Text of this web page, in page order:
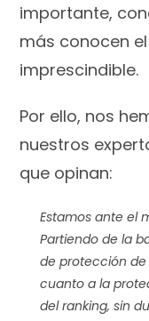
importante,
más conocen
imprescindible.
Por ello, nos
nuestros
que opinan:
Estamos ante el
Partiendo de la
de protección de
cuanto a la
del ranking, sin